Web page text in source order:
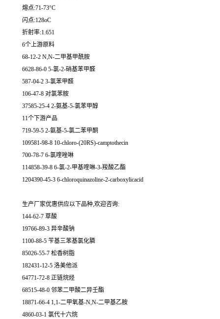
熔点:71-73°C
闪点:128oC
折射率:1.651
6个上游原料
68-12-2 N,N-二甲基甲酰胺
6628-86-0 5-氯-2-硝基苯甲醛
587-04-2 3-氯苯甲醛
106-47-8 对氯苯胺
37585-25-4 2-氨基-5-氯苯甲醇
11个下游产品
719-59-5 2-氨基-5-氯二苯甲酮
109581-98-8 10-chloro-(20RS)-camptothecin
700-78-7 6-氯喹唑啉
114858-39-8 6-氯-2-甲基喹啉-3-羧酸乙酯
1204390-45-3 6-chloroquinazoline-2-carboxylicacid
生产厂家优惠供应以下品种,欢迎咨询:
144-62-7 草酸
19766-89-3 异辛酸钠
1100-88-5 苄基三苯基氯化膦
85026-55-7 松香树脂
182431-12-5 洛美他派
64771-72-8 正链烷烃
68515-48-0 邻苯二甲酸二异壬酯
18871-66-4 1,1-二甲氧基-N,N-二甲基乙胺
4860-03-1 氯代十六烷